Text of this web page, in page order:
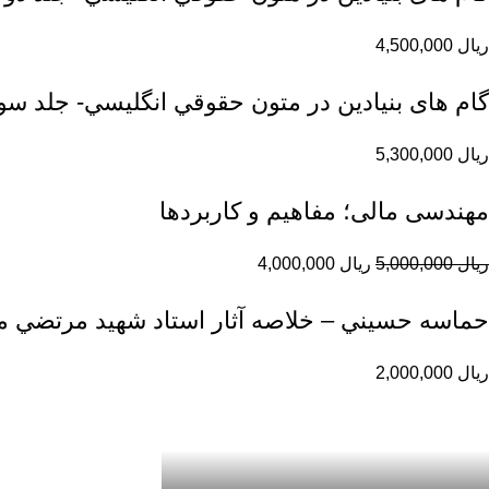
ریال
گام های بنیادین در متون حقوقي انگليسي- جلد
ریال
مهندسی مالی؛ مفاهیم و کاربردها
ریال5,000,000 ریال
حماسه حسيني – خلاصه آثار استاد شهيد
ریال